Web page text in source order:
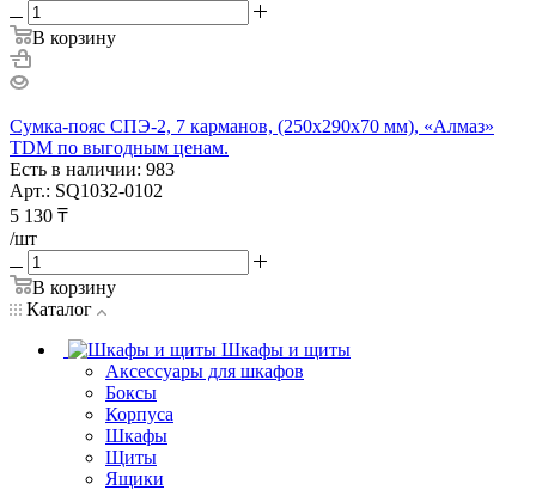
В корзину
Сумка-пояс СПЭ-2, 7 карманов, (250x290x70 мм), «Алмаз»
TDM по выгодным ценам.
Есть в наличии: 983
Арт.: SQ1032-0102
5 130 ₸
/шт
В корзину
Каталог
Шкафы и щиты
Аксессуары для шкафов
Боксы
Корпуса
Шкафы
Щиты
Ящики